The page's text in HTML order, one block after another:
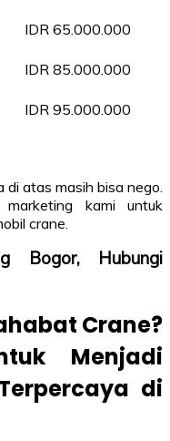
IDR 65.000.000
IDR 85.000.000
IDR 95.000.000
atas masih bisa nego.
kami untuk
crane.
Bogor, Hubungi
Crane?
Menjadi
di